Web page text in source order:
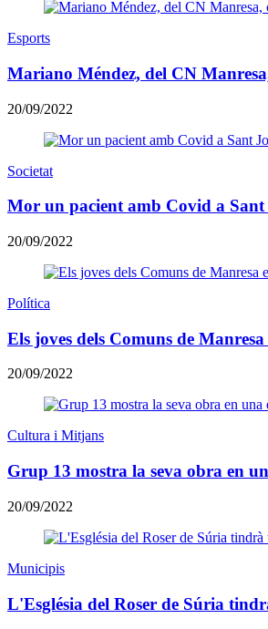
Esports
Mariano Méndez, del CN
20/09/2022
Societat
Mor un pacient amb Covid a
20/09/2022
Política
Els joves dels Comuns de
20/09/2022
Cultura i Mitjans
Grup 13 mostra la seva obra en
20/09/2022
Municipis
L'Església del Roser de Súria